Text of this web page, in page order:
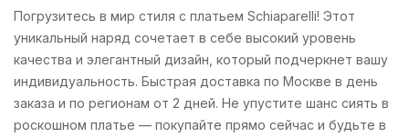
Погрузитесь в мир стиля с платьем Schiaparelli! Этот
уникальный наряд сочетает в себе высокий уровень
качества и элегантный дизайн, который подчеркнет вашу
индивидуальность. Быстрая доставка по Москве в день
заказа и по регионам от 2 дней. Не упустите шанс сиять в
роскошном платье — покупайте прямо сейчас и будьте в